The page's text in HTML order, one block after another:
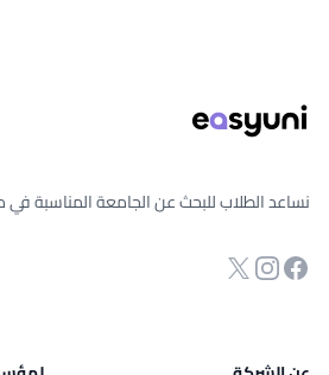
نساعد الطلاب للبحث عن الجامعة المناسبة في
صفحة الفيسبوك
انستجرام
Twitter